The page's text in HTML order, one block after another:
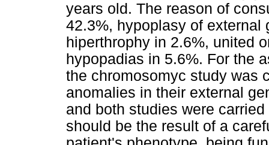
years old. The reason of
42.3%, hypoplasy of external
hiperthrophy in 2.6%, united
hypopadias in 5.6%. For the
the chromosomyc study was
anomalies in their external
and both studies were
should be the result of a